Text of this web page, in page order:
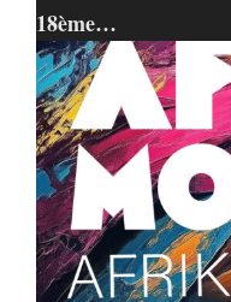
18ème…